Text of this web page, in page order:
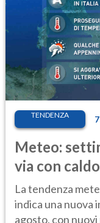
TENDENZA
Meteo:
via con
temporale
La tendenza
indica una nuova
agosto, con